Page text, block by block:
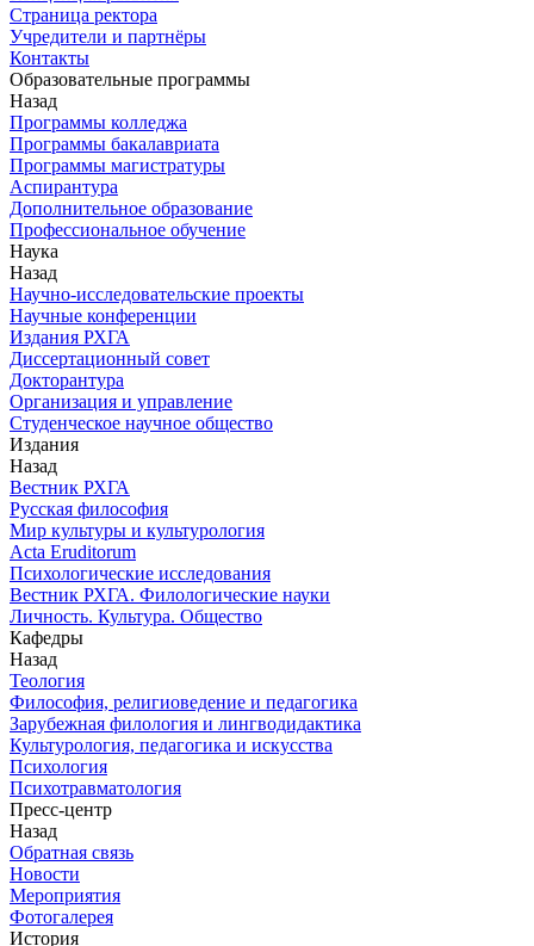
Страница ректора
Учредители и партнёры
Контакты
Образовательные программы
Назад
Программы колледжа
Программы бакалавриата
Программы магистратуры
Аспирантура
Дополнительное образование
Профессиональное обучение
Наука
Назад
Научно-исследовательские проекты
Научные конференции
Издания РХГА
Диссертационный совет
Докторантура
Организация и управление
Студенческое научное общество
Издания
Назад
Вестник РХГА
Русская философия
Мир культуры и культурология
Acta Eruditorum
Психологические исследования
Вестник РХГА. Филологические науки
Личность. Культура. Общество
Кафедры
Назад
Теология
Философия, религиоведение и педагогика
Зарубежная филология и лингводидактика
Культурология, педагогика и искусства
Психология
Психотравматология
Пресс-центр
Назад
Обратная связь
Новости
Мероприятия
Фотогалерея
История